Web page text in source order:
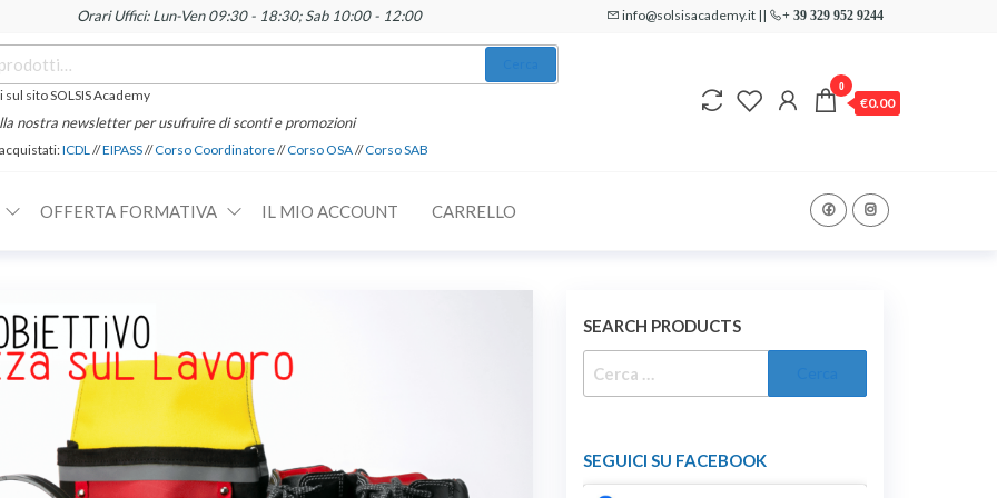
Orari Uffici: Lun-Ven 09:30 - 18:30; Sab 10:00 - 12:00 info@solsisacademy.it || + 39 329 952 9244
sito SOLSIS Academy
nostra newsletter per usufruire di sconti e promozioni
ICDL//EIPASS//Corso Coordinatore//Corso OSA//Corso SAB
0
€0.00
OFFERTA FORMATIVA IL MIO ACCOUNT CARRELLO
SEARCH PRODUCTS
SEGUICI SU FACEBOOK